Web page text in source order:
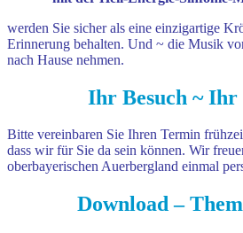
werden Sie sicher als eine einzigartige
Erinnerung behalten. Und ~ die Musik
nach Hause nehmen.
Ihr Besuch ~
Bitte vereinbaren Sie Ihren Termin
dass wir für Sie da sein können. Wir
oberbayerischen Auerbergland einmal
Download –